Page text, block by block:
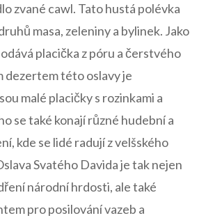
zvané cawl. Tato ⁣hustá polévka
‍masa, zeleniny a bylinek. Jako
placička z póru a čerstvého‌
dezertem této oslavy ‌je
malé⁤ placičky s rozinkami ⁣a
‌se​ také konají různé hudební a
‌kde se⁤ lidé ⁢radují z⁤ velšského
Svatého Davida je tak nejen⁢
národní ⁤hrdosti, ale také
pro⁣ posilování vazeb a